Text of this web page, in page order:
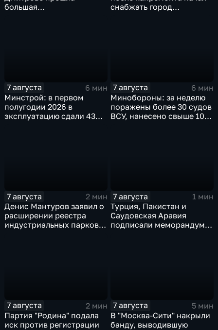
большая
снабжать город
7 августа
6 мин
Минстрой: в первом
полугодии 2026 в
эксплуатацию сдали 43
7 августа
6 мин
Минобороны: за неделю
поражены более 30 судов
ВСУ, нанесено свыше 10
7 августа
2 мин
Денис Мантуров заявил о
расширении реестра
индустриальных парков в
7 августа
1 мин
Турция, Пакистан и
Саудовская Аравия
подписали меморандум о
7 августа
2 мин
Партия "Родина" подала
иск против регистрации
7 августа
5 мин
В "Москва‑Сити" накрыли
банду, выводившую